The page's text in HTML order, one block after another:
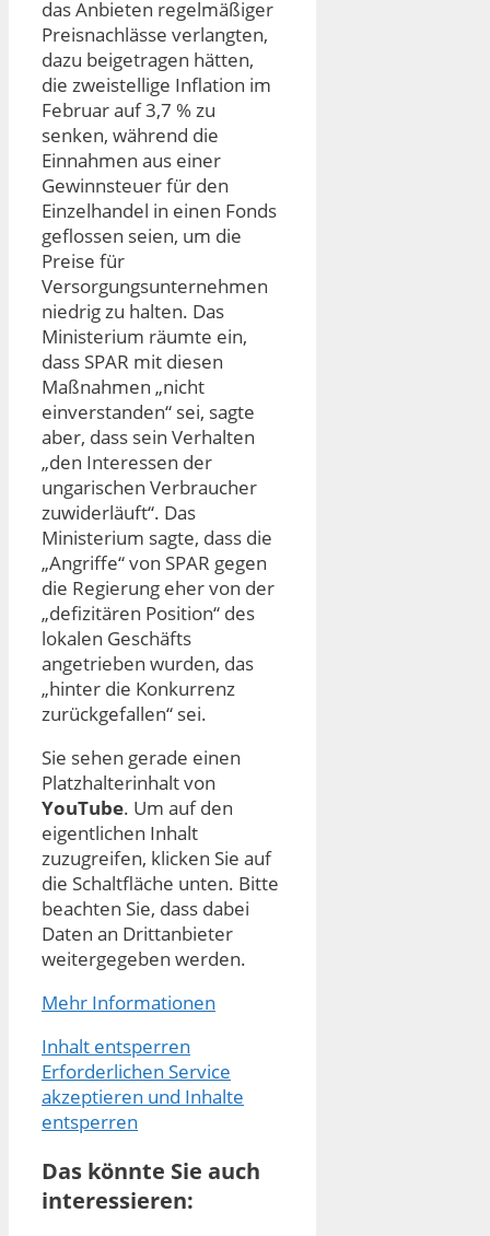
das Anbieten regelmäßiger
Preisnachlässe verlangten,
dazu beigetragen hätten,
die zweistellige Inflation im
Februar auf 3,7 % zu
senken, während die
Einnahmen aus einer
Gewinnsteuer für den
Einzelhandel in einen Fonds
geflossen seien, um die
Preise für
Versorgungsunternehmen
niedrig zu halten. Das
Ministerium räumte ein,
dass SPAR mit diesen
Maßnahmen „nicht
einverstanden“ sei, sagte
aber, dass sein Verhalten
„den Interessen der
ungarischen Verbraucher
zuwiderläuft“. Das
Ministerium sagte, dass die
„Angriffe“ von SPAR gegen
die Regierung eher von der
„defizitären Position“ des
lokalen Geschäfts
angetrieben wurden, das
„hinter die Konkurrenz
zurückgefallen“ sei.
Sie sehen gerade einen
Platzhalterinhalt von
YouTube. Um auf den
eigentlichen Inhalt
zuzugreifen, klicken Sie auf
die Schaltfläche unten. Bitte
beachten Sie, dass dabei
Daten an Drittanbieter
weitergegeben werden.
Mehr Informationen
Inhalt entsperren
Erforderlichen Service
akzeptieren und Inhalte
entsperren
Das könnte Sie auch
interessieren: